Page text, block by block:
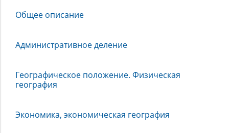
Общее описание
Административное деление
Географическое положение. Физическая
география
Экономика, экономическая география